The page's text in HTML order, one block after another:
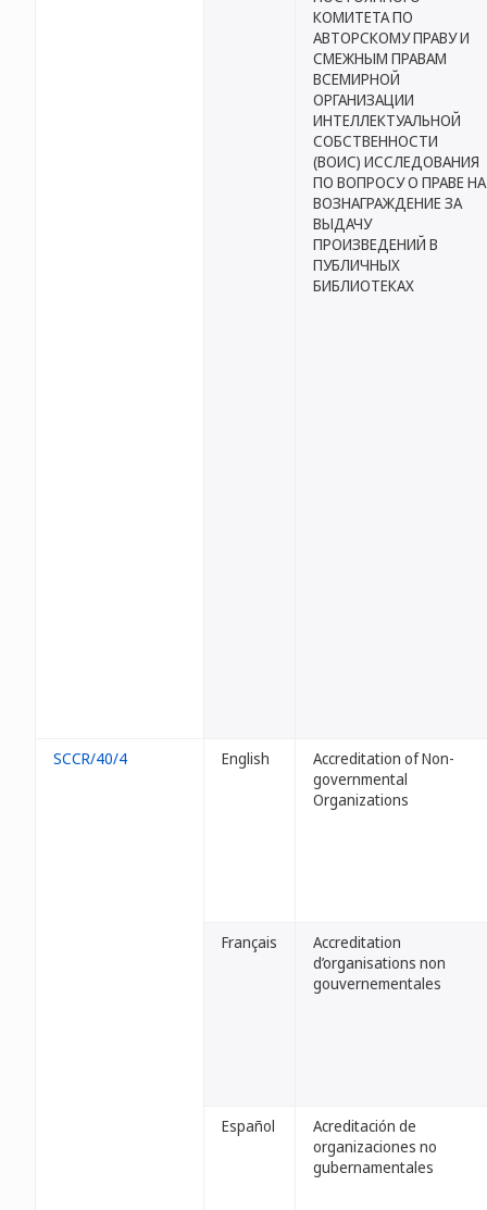
КОМИТЕТА ПО
АВТОРСКОМУ ПРАВУ И
СМЕЖНЫМ ПРАВАМ
ВСЕМИРНОЙ
ОРГАНИЗАЦИИ
ИНТЕЛЛЕКТУАЛЬНОЙ
СОБСТВЕННОСТИ
(ВОИС) ИССЛЕДОВАНИЯ
ПО ВОПРОСУ О ПРАВЕ НА
ВОЗНАГРАЖДЕНИЕ ЗА
ВЫДАЧУ
ПРОИЗВЕДЕНИЙ В
ПУБЛИЧНЫХ
БИБЛИОТЕКАХ
SCCR/40/4 English
Accreditation of Non-
governmental
Organizations
Français
Accreditation
d’organisations non
gouvernementales
Español
Acreditación de
organizaciones no
gubernamentales